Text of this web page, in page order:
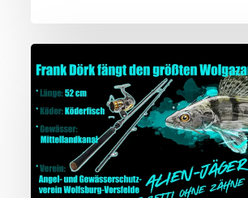
Wolgazander
2023